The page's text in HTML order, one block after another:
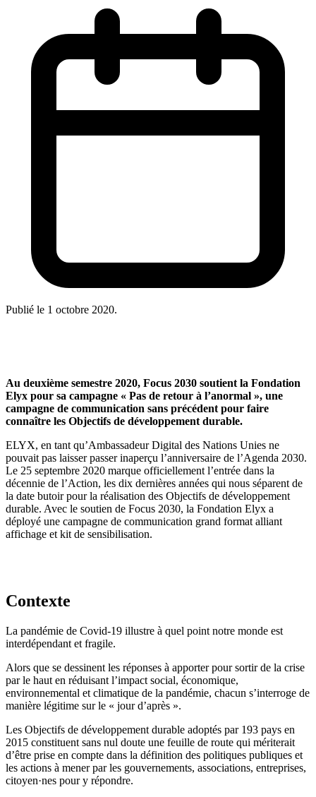
Publié le 1 octobre 2020.
Au deuxième semestre 2020, Focus 2030 soutient la Fondation
Elyx pour sa campagne « Pas de retour à l’anormal », une
campagne de communication sans précédent pour faire
connaître les Objectifs de développement durable.
ELYX, en tant qu’Ambassadeur Digital des Nations Unies ne
pouvait pas laisser passer inaperçu l’anniversaire de l’Agenda 2030.
Le 25 septembre 2020 marque officiellement l’entrée dans la
décennie de l’Action, les dix dernières années qui nous séparent de
la date butoir pour la réalisation des Objectifs de développement
durable. Avec le soutien de Focus 2030, la Fondation Elyx a
déployé une campagne de communication grand format alliant
affichage et kit de sensibilisation.
Contexte
La pandémie de Covid-19 illustre à quel point notre monde est
interdépendant et fragile.
Alors que se dessinent les réponses à apporter pour sortir de la crise
par le haut en réduisant l’impact social, économique,
environnemental et climatique de la pandémie, chacun s’interroge de
manière légitime sur le « jour d’après ».
Les Objectifs de développement durable adoptés par 193 pays en
2015 constituent sans nul doute une feuille de route qui mériterait
d’être prise en compte dans la définition des politiques publiques et
les actions à mener par les gouvernements, associations, entreprises,
citoyen·nes pour y répondre.